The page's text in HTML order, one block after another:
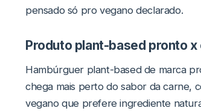
pensado só pro vegano declarado.
Produto plant-based pronto x
Hambúrguer plant-based de marca
chega mais perto do sabor da carne,
vegano que prefere ingrediente